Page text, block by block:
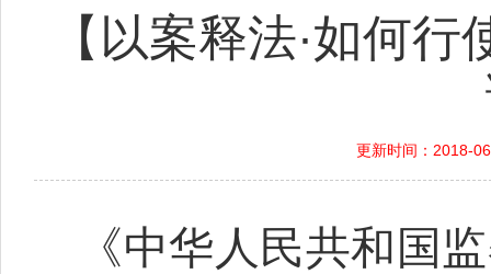
【以案释法·如何
更新时间：2018-
《中华人民共和国